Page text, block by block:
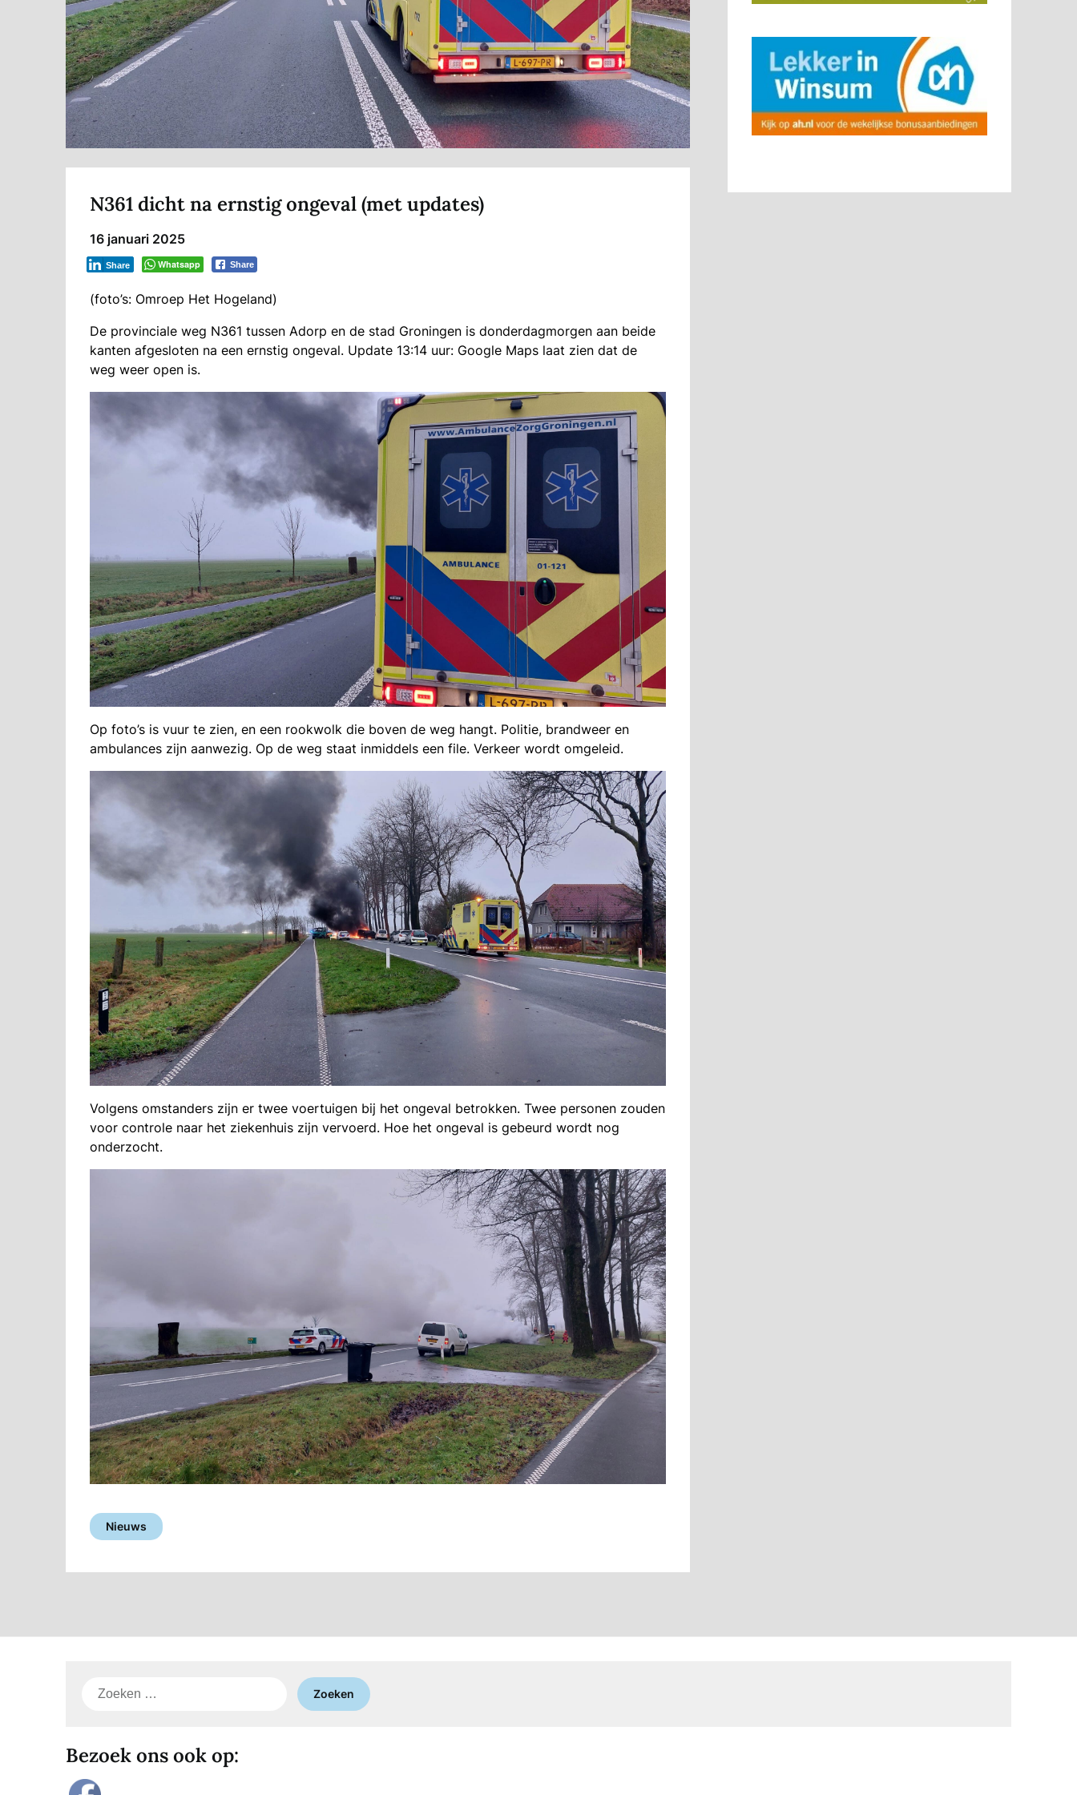
N361 dicht na ernstig ongeval (met updates)
16 januari 2025
Whatsapp Share
Share
(foto’s: Omroep Het Hogeland)
De provinciale weg N361 tussen Adorp en de stad Groningen is donderdagmorgen aan beide
kanten afgesloten na een ernstig ongeval. Update 13:14 uur: Google Maps laat zien dat de
weg weer open is.
Op foto’s is vuur te zien, en een rookwolk die boven de weg hangt. Politie, brandweer en
ambulances zijn aanwezig. Op de weg staat inmiddels een file. Verkeer wordt omgeleid.
Volgens omstanders zijn er twee voertuigen bij het ongeval betrokken. Twee personen zouden
voor controle naar het ziekenhuis zijn vervoerd. Hoe het ongeval is gebeurd wordt nog
onderzocht.
Nieuws
Zoeken
Bezoek ons ook op: